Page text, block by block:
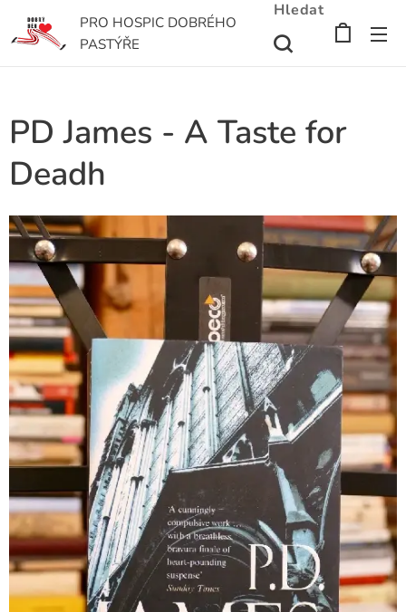
PRO HOSPIC DOBRÉHO
PASTÝŘE
Hledat
PD James - A Taste for
Deadh